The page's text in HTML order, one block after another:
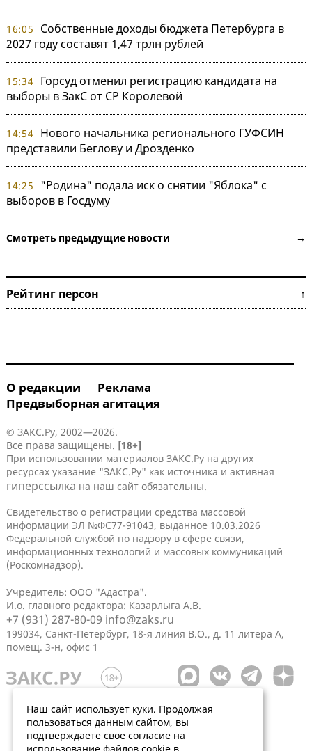
16:05
Собственные доходы бюджета Петербурга в
2027 году составят 1,47 трлн рублей
15:34 Горсуд отменил регистрацию кандидата на
выборы в ЗакС от СР Королевой
14:54 Нового начальника регионального ГУФСИН
представили Беглову и Дрозденко
14:25
"Родина" подала иск о снятии "Яблока" с
выборов в Госдуму
Смотреть предыдущие новости →
Рейтинг персон ↑
О редакции
Реклама
Предвыборная агитация
© ЗАКС.Ру, 2002—2026.
Все права защищены. [18+]
При использовании материалов ЗАКС.Ру на других
ресурсах указание "ЗАКС.Ру" как источника и активная
гиперссылка на наш сайт обязательны.
Свидетельство о регистрации средства массовой
информации ЭЛ №ФС77-91043, выданное 10.03.2026
Федеральной службой по надзору в сфере связи,
информационных технологий и массовых коммуникаций
(Роскомнадзор).
Учредитель: ООО "Адастра".
И.о. главного редактора: Казарлыга А.В.
+7 (931) 287-80-09 info@zaks.ru
199034, Санкт-Петербург, 18-я линия В.О., д. 11 литера А,
помещ. 3-н, офис 1
Наш сайт использует куки. Продолжая
пользоваться данным сайтом, вы
подтверждаете свое согласие на